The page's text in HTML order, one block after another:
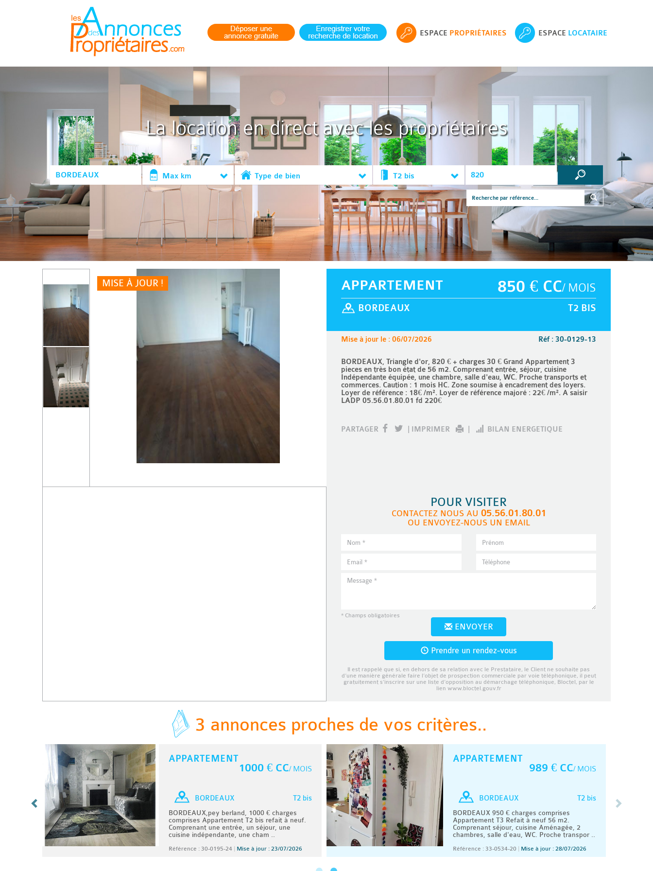
ESPACE PROPRIÉTAIRES ESPACE LOCATAIRE
La location en direct avec les propriétaires
Max km Type de bien T2 bis
MISE À JOUR ! 850 € CC/ MOIS
APPARTEMENT
T2 BIS
BORDEAUX
Réf : 30-0129-13
Mise à jour le : 06/07/2026
BORDEAUX, Triangle d'or, 820 € + charges 30 € Grand Appartement 3
pieces en très bon état de 56 m2. Comprenant entrée, séjour, cuisine
Indépendante équipée, une chambre, salle d'eau, WC. Proche transports et
commerces. Caution : 1 mois HC. Zone soumise à encadrement des loyers.
Loyer de référence : 18€ /m². Loyer de référence majoré : 22€ /m². A saisir
LADP 05.56.01.80.01 fd 220€
PARTAGER IMPRIMER BILAN ENERGETIQUE
POUR VISITER
CONTACTEZ NOUS AU 05.56.01.80.01
OU ENVOYEZ-NOUS UN EMAIL
* Champs obligatoires
ENVOYER
Prendre un rendez-vous
Il est rappelé que si, en dehors de sa relation avec le Prestataire, le Client ne souhaite pas
d’une manière générale faire l’objet de prospection commerciale par voie téléphonique, il peut
gratuitement s’inscrire sur une liste d’opposition au démarchage téléphonique, Bloctel, par le
lien www.bloctel.gouv.fr
3 annonces proches de vos critères..
APPARTEMENT
1000 € CC/ MOIS
T2 bis
BORDEAUX
BORDEAUX,pey berland, 1000 € charges
comprises Appartement T2 bis refait à neuf.
Comprenant une entrée, un séjour, une
cuisine indépendante, une cham ..
Référence : 30-0195-24| Mise à jour : 23/07/2026
APPARTEMENT
989 € CC/ MOIS
T2 bis
BORDEAUX
BORDEAUX 950 € charges comprises
Appartement T3 Refait à neuf 56 m2.
Comprenant séjour, cuisine Aménagée, 2
chambres, salle d'eau, WC. Proche transpor ..
Référence : 33-0534-20 Mise à jour : 28/07/2026